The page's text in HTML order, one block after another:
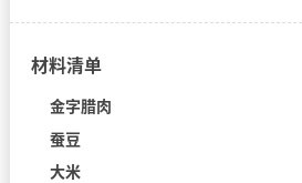
材料清单
金字腊肉
蚕豆
大米